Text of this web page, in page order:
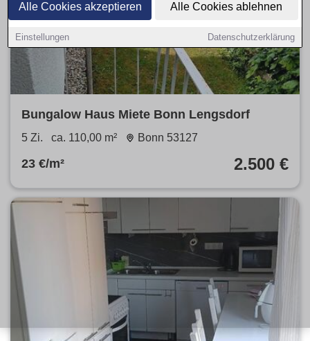
Alle Cookies akzeptieren Alle Cookies ablehnen
Einstellungen Datenschutzerklärung
Bungalow Haus Miete Bonn Lengsdorf
5 Zi. ca. 110,00 m² Bonn 53127
23 €/m² 2.500 €